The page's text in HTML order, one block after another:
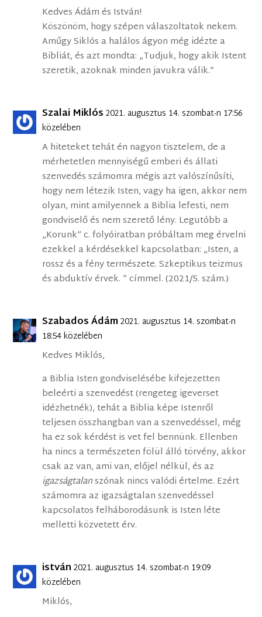
Kedves Ádám és István!
Köszönöm, hogy szépen válaszoltatok nekem.
Aműgy Siklós a halálos ágyon még idézte a
Bibliát, és azt mondta: „Tudjuk, hogy akik Istent
szeretik, azoknak minden javukra válik.”
Szalai Miklós 2021. augusztus 14. szombat-n 17:56
közelében
A hiteteket tehát én nagyon tisztelem, de a
mérhetetlen mennyiségű emberi és állati
szenvedés számomra mégis azt valószínűsíti,
hogy nem létezik Isten, vagy ha igen, akkor nem
olyan, mint amilyennek a Biblia lefesti, nem
gondviselő és nem szerető lény. Legutóbb a
„Korunk” c. folyóiratban próbáltam meg érvelni
ezekkel a kérdésekkel kapcsolatban: „Isten, a
rossz és a fény természete. Szkeptikus teizmus
és abduktív érvek. ” címmel. (2021/5. szám.)
Szabados Ádám2021. augusztus 14. szombat-n
18:54 közelében
Kedves Miklós,
a Biblia Isten gondviselésébe kifejezetten
beleérti a szenvedést (rengeteg igeverset
idézhetnék), tehát a Biblia képe Istenről
teljesen összhangban van a szenvedéssel, még
ha ez sok kérdést is vet fel bennünk. Ellenben
ha nincs a természeten fölül álló törvény, akkor
csak az van, ami van, előjel nélkül, és az
igazságtalanszónak nincs valódi értelme. Ezért
számomra az igazságtalan szenvedéssel
kapcsolatos felháborodásunk is Isten léte
melletti közvetett érv.
istván 2021. augusztus 14. szombat-n 19:09
közelében
Miklós,